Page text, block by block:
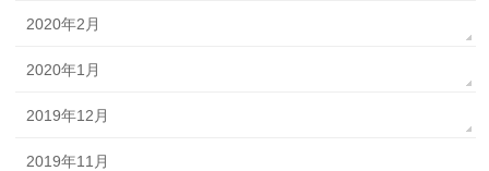
2020年2月
2020年1月
2019年12月
2019年11月